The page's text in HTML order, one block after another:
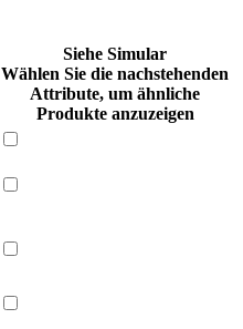
Siehe Simular
Wählen Sie die nachstehenden
Attribute, um ähnliche
Produkte anzuzeigen